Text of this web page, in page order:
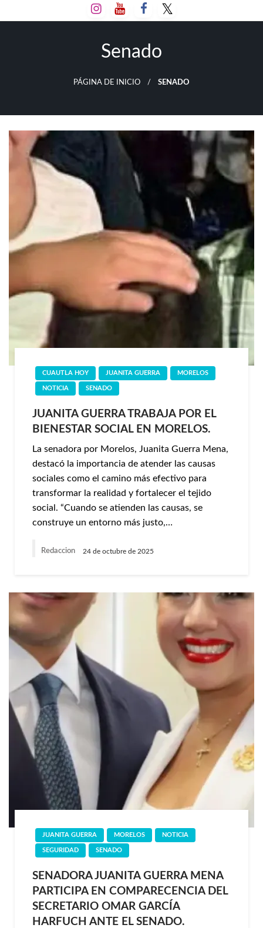
al
Senado
PÁGINA DE INICIO SENADO
CUAUTLA HOY JUANITA GUERRA MORELOS
NOTICIA SENADO
JUANITA GUERRA TRABAJA POR EL
BIENESTAR SOCIAL EN MORELOS.
La senadora por Morelos, Juanita Guerra Mena,
destacó la importancia de atender las causas
sociales como el camino más efectivo para
transformar la realidad y fortalecer el tejido
social. “Cuando se atienden las causas, se
construye un entorno más justo,…
Redaccion 24 de octubre de 2025
JUANITA GUERRA MORELOS NOTICIA
SEGURIDAD SENADO
SENADORA JUANITA GUERRA MENA
PARTICIPA EN COMPARECENCIA DEL
SECRETARIO OMAR GARCÍA
HARFUCH ANTE EL SENADO.